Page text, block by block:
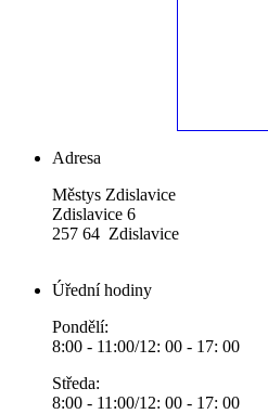
Adresa
Městys Zdislavice
Zdislavice 6
257 64 Zdislavice
Úřední hodiny
Pondělí:
8:00 - 11:00/12: 00 - 17: 00
Středa:
8:00 - 11:00/12: 00 - 17: 00